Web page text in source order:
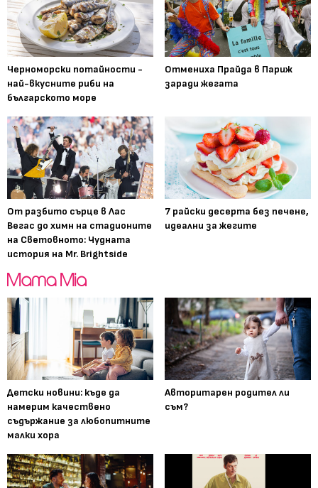
Черноморски потайности -
най-вкусните риби на
българското море
Отмениха Прайда в Париж
заради жегата
От разбито сърце в Лас
Вегас до химн на стадионите
на Световното: Чудната
история на Mr. Brightside
7 райски десерта без печене,
идеални за жегите
Детски новини: къде да
намерим качествено
съдържание за любопитните
малки хора
Авторитарен родител ли
съм?